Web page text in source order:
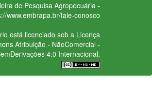
de Pesquisa Agropecuária -
www.embrapa.br/fale-conosco
está licenciado sob a Licença
Atribuição - NãoComercial -
4.0 Internacional.